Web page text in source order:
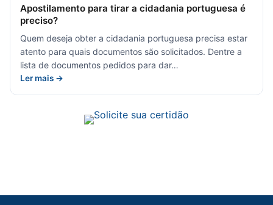
Apostilamento para tirar a cidadania portuguesa é
preciso?
Quem deseja obter a cidadania portuguesa precisa estar
atento para quais documentos são solicitados. Dentre a
lista de documentos pedidos para dar…
Ler mais →